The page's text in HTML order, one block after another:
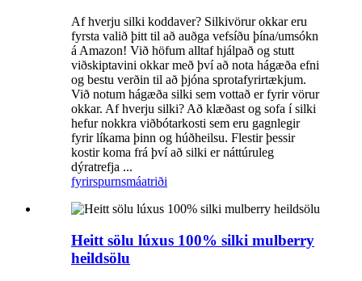
Af hverju silki koddaver? Silkivörur okkar eru
fyrsta valið þitt til að auðga vefsíðu þína/umsókn
á Amazon! Við höfum alltaf hjálpað og stutt
viðskiptavini okkar með því að nota hágæða efni
og bestu verðin til að þjóna sprotafyrirtækjum.
Við notum hágæða silki sem vottað er fyrir vörur
okkar. Af hverju silki? Að klæðast og sofa í silki
hefur nokkra viðbótarkosti sem eru gagnlegir
fyrir líkama þinn og húðheilsu. Flestir þessir
kostir koma frá því að silki er náttúruleg
dýratrefja ...
fyrirspurnsmáatriði
Heitt sölu lúxus 100% silki mulberry
heildsölu